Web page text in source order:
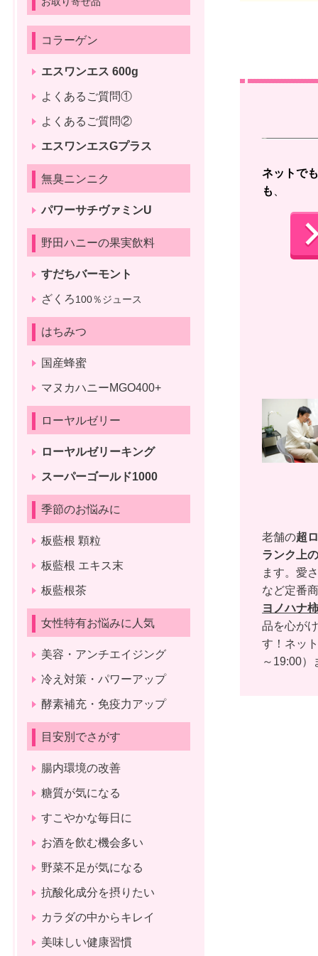
ネットで
も
老舗の超
ランク上
ます。愛
など定番
ヨノハナ
品を心が
す！ネッ
～19:00）
コラーゲン
エスワンエス 600g
よくあるご質問①
よくあるご質問②
エスワンエスGプラス
無臭ニンニク
パワーサチヴァミンU
野田ハニーの果実飲料
すだちバーモント
ざくろ100％ジュース
はちみつ
国産蜂蜜
マヌカハニーMGO400+
ローヤルゼリー
ローヤルゼリーキング
スーパーゴールド1000
季節のお悩みに
板藍根 顆粒
板藍根 エキス末
板藍根茶
女性特有お悩みに人気
美容・アンチエイジング
冷え対策・パワーアップ
酵素補充・免疫力アップ
目安別でさがす
腸内環境の改善
糖質が気になる
すこやかな毎日に
お酒を飲む機会多い
野菜不足が気になる
抗酸化成分を摂りたい
カラダの中からキレイ
美味しい健康習慣